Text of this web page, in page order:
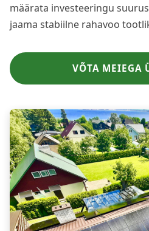
määrata investeeringu
jaama stabiilne rahavoo
VÕTA MEIEGA